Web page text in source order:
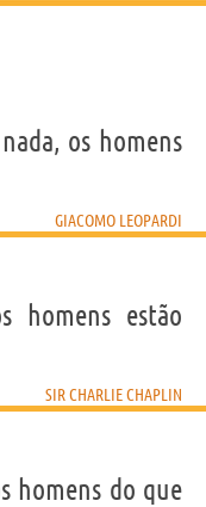
os homens
GIACOMO LEOPARDI
homens estão
SIR CHARLIE CHAPLIN
homens do que